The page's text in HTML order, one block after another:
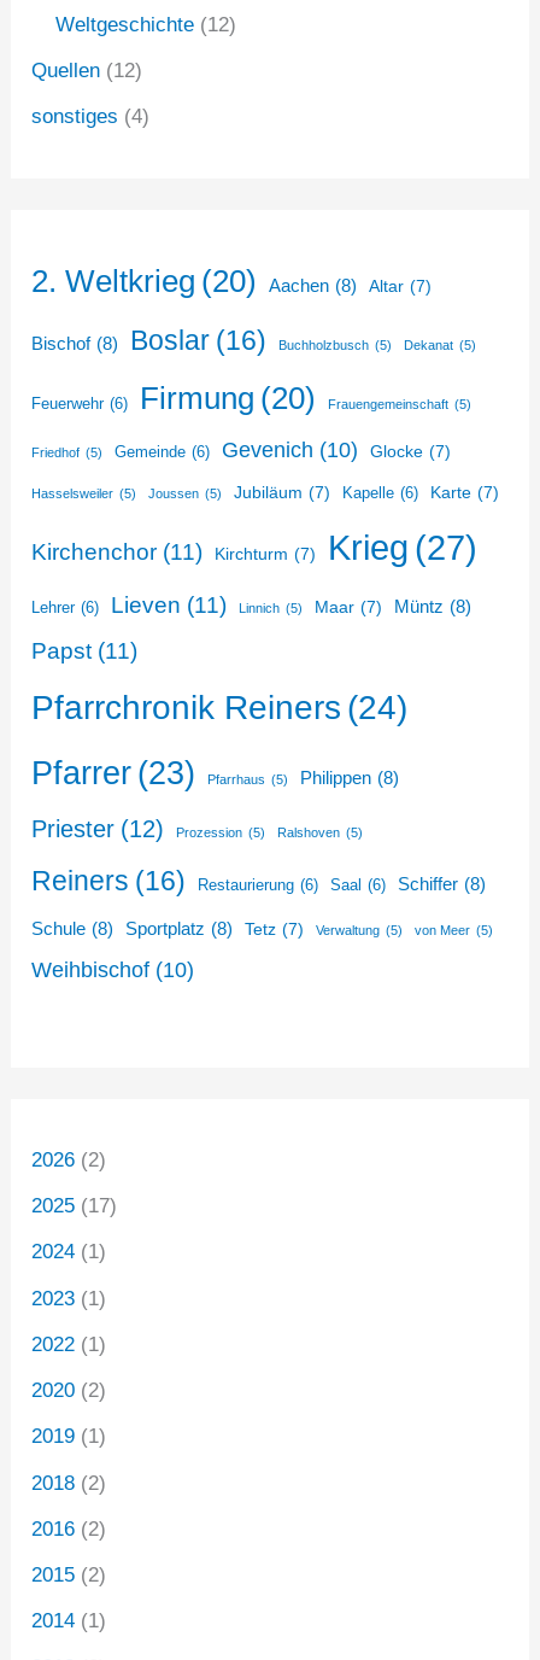
Weltgeschichte (12)
Quellen (12)
sonstiges (4)
2. Weltkrieg (20) Aachen (8) Altar (7)
Bischof (8) Boslar (16) Buchholzbusch (5) Dekanat (5)
Feuerwehr (6) Firmung (20) Frauengemeinschaft (5)
Friedhof (5) Gemeinde (6) Gevenich (10) Glocke (7)
Hasselsweiler (5) Joussen (5) Jubiläum (7) Kapelle (6) Karte (7)
Kirchenchor (11) Kirchturm (7) Krieg (27)
Lehrer (6) Lieven (11) Linnich (5) Maar (7) Müntz (8)
Papst (11)
Pfarrchronik Reiners (24)
Pfarrer(23) Pfarrhaus (5) Philippen (8)
Priester (12) Prozession (5) Ralshoven (5)
Reiners (16) Restaurierung (6) Saal (6) Schiffer (8)
Schule (8) Sportplatz (8) Tetz (7) Verwaltung (5) von Meer (5)
Weihbischof (10)
2026 (2)
2025 (17)
2024 (1)
2023 (1)
2022 (1)
2020 (2)
2019 (1)
2018 (2)
2016 (2)
2015 (2)
2014 (1)